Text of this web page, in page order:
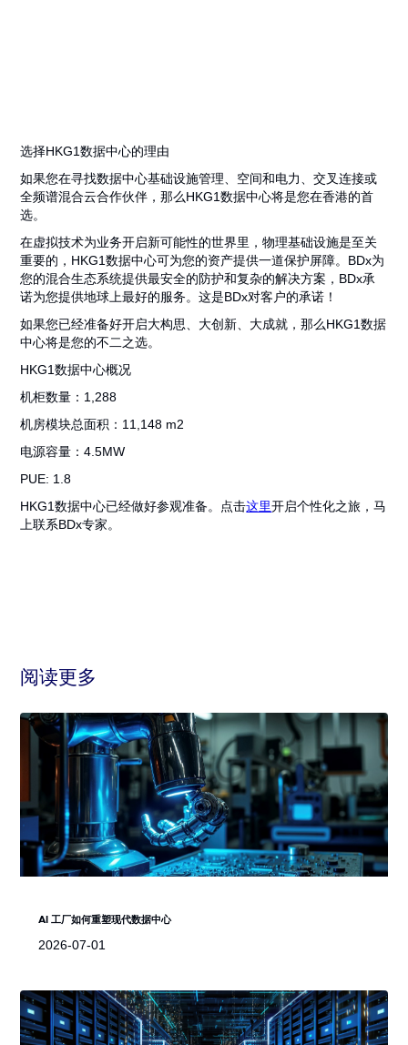
选择HKG1数据中心的理由
如果您在寻找数据中心基础设施管理、空间和电力、交叉连接或
全频谱混合云合作伙伴，那么HKG1数据中心将是您在香港的首
选。
在虚拟技术为业务开启新可能性的世界里，物理基础设施是至关
重要的，HKG1数据中心可为您的资产提供一道保护屏障。BDx为
您的混合生态系统提供最安全的防护和复杂的解决方案，BDx承
诺为您提供地球上最好的服务。这是BDx对客户的承诺！
如果您已经准备好开启大构思、大创新、大成就，那么HKG1数据
中心将是您的不二之选。
HKG1数据中心概况
机柜数量：1,288
机房模块总面积：11,148 m2
电源容量：4.5MW
PUE: 1.8
HKG1数据中心已经做好参观准备。点击这里开启个性化之旅，马
上联系BDx专家。
阅读更多
AI 工厂如何重塑现代数据中心
2026-07-01